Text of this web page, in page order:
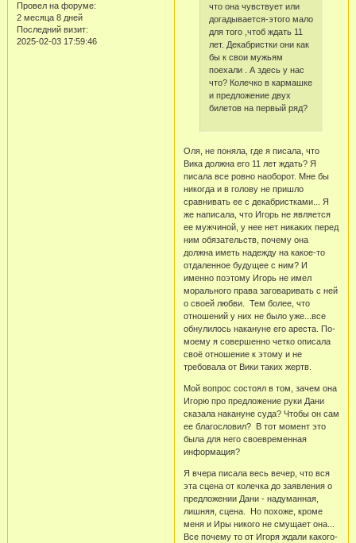
Провел на форуме:
2 месяца 8 дней
Последний визит:
2025-02-03 17:59:46
что она чувствует или
догадывается-этого мало
для того ,чтоб ждать 11
лет. Декабристки они как
бы к свои мужьям
поехали . А здесь у нас
что? Колечко в кармашке
и предложение двух
билетов на первый ряд?
Оля, не поняла, где я писала, что
Вика должна его 11 лет ждать? Я
писала все ровно наоборот. Мне бы
никогда и в голову не пришло
сравнивать ее с декабристками... Я
же написала, что Игорь не является
ее мужчиной, у нее нет никаких перед
ним обязательств, почему она
должна иметь надежду на какое-то
отдаленное будущее с ним? И
именно поэтому Игорь не имел
морального права заговаривать с ней
о своей любви. Тем более, что
отношений у них не было уже...все
обнулилось накануне его ареста. По-
моему я совершенно четко описала
своё отношение к этому и не
требовала от Вики таких жертв.
Мой вопрос состоял в том, зачем она
Игорю про предложение руки Дани
сказала накануне суда? Чтобы он сам
ее благословил? В тот момент это
была для него своевременная
информация?
Я вчера писала весь вечер, что вся
эта сцена от колечка до заявления о
предложении Дани - надуманная,
лишняя, сцена. Но похоже, кроме
меня и Иры никого не смущает она...
Все почему то от Игоря ждали какого-